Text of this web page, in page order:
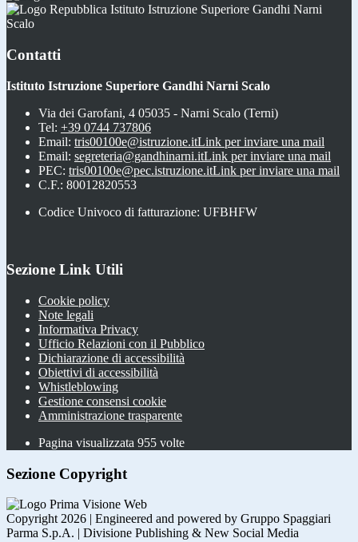
Istituto Istruzione Superiore Gandhi Narni
Scalo
Contatti
Istituto Istruzione Superiore Gandhi Narni Scalo
Via dei Garofani, 4 05035 - Narni Scalo (Terni)
Tel: +39 0744 737806
Email: tris00100e@istruzione.itLink per inviare una mail
Email: segreteria@gandhinarni.itLink per inviare una mail
PEC: tris00100e@pec.istruzione.itLink per inviare una mail
C.F.: 80012820553
Codice Univoco di fatturazione: UFBHFW
Sezione Link Utili
Cookie policy
Note legali
Informativa Privacy
Ufficio Relazioni con il Pubblico
Dichiarazione di accessibilità
Obiettivi di accessibilità
Whistleblowing
Gestione consensi cookie
Amministrazione trasparente
Pagina visualizzata 955 volte
Sezione Copyright
Copyright 2026 | Engineered and powered by Gruppo Spaggiari
Parma S.p.A. | Divisione Publishing & New Social Media